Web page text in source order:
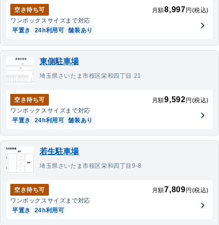
空き待ち可 月額8,997 円(税込)
ワンボックスサイズまで対応
平置き
24h利用可 舗装あり
東側駐車場
埼玉県さいたま市桜区栄和四丁目 21
空き待ち可 月額9,592 円(税込)
ワンボックスサイズまで対応
平置き
24h利用可 舗装あり
若生駐車場
埼玉県さいたま市桜区栄和四丁目9-8
空き待ち可 月額7,809 円(税込)
ワンボックスサイズまで対応
平置き
24h利用可